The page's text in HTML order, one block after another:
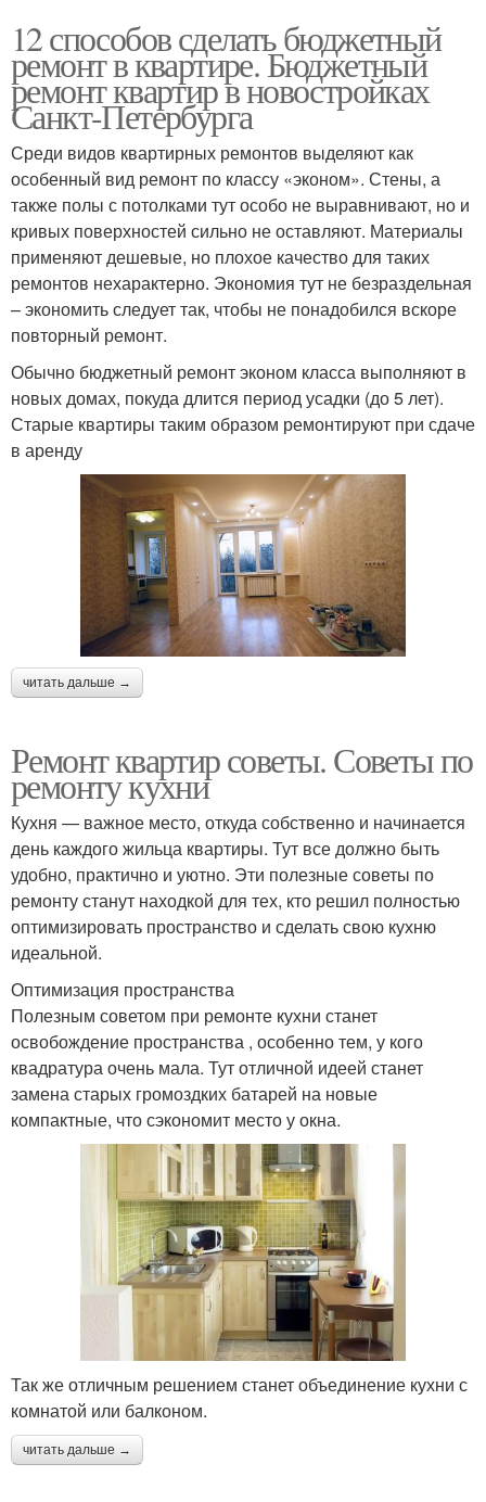
12 способов сделать бюджетный
ремонт в квартире. Бюджетный
ремонт квартир в новостройках
Санкт-Петербурга
Среди видов квартирных ремонтов выделяют как
особенный вид ремонт по классу «эконом». Стены, а
также полы с потолками тут особо не выравнивают, но и
кривых поверхностей сильно не оставляют. Материалы
применяют дешевые, но плохое качество для таких
ремонтов нехарактерно. Экономия тут не безраздельная
– экономить следует так, чтобы не понадобился вскоре
повторный ремонт.
Обычно бюджетный ремонт эконом класса выполняют в
новых домах, покуда длится период усадки (до 5 лет).
Старые квартиры таким образом ремонтируют при сдаче
в аренду
читать дальше →
Ремонт квартир советы. Советы по
ремонту кухни
Кухня — важное место, откуда собственно и начинается
день каждого жильца квартиры. Тут все должно быть
удобно, практично и уютно. Эти полезные советы по
ремонту станут находкой для тех, кто решил полностью
оптимизировать пространство и сделать свою кухню
идеальной.
Оптимизация пространства
Полезным советом при ремонте кухни станет
освобождение пространства , особенно тем, у кого
квадратура очень мала. Тут отличной идеей станет
замена старых громоздких батарей на новые
компактные, что сэкономит место у окна.
Так же отличным решением станет объединение кухни с
комнатой или балконом.
читать дальше →